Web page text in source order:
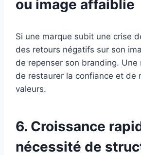
ou image affaiblie
Si une marque subit une crise
des retours négatifs sur son
de repenser son branding.
de restaurer la confiance et de
valeurs.
6. Croissance
nécessité de